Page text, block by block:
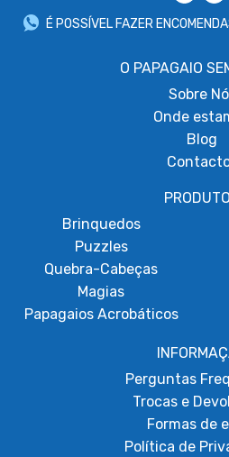
É POSSÍVEL FAZER
O PAPAGAIO
Sobre
Onde
Blog
Brinquedos
Puzzles
Quebra-Cabeças
Magias
Papagaios Acrobáticos
Perguntas
Trocas e
Formas de
Política de